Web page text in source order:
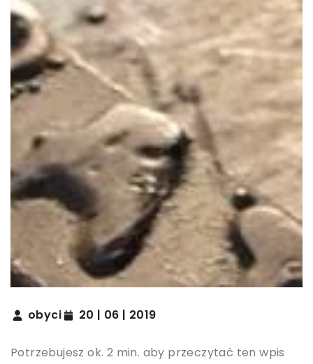
obyci 20 | 06 | 2019
Potrzebujesz ok. 2 min. aby przeczytać ten wpis